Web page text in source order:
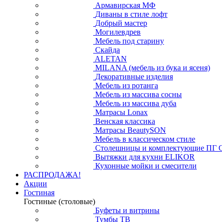
Армавирская МФ
Диваны в стиле лофт
Добрый мастер
Могилевдрев
Мебель под старину
Скайда
ALETAN
MILANA (мебель из бука и ясеня)
Декоративные изделия
Мебель из ротанга
Мебель из массива сосны
Мебель из массива дуба
Матрасы Lonax
Венская классика
Матрасы BeautySON
Мебель в классическом стиле
Столешницы и комплектующие ПГ
Вытяжки для кухни ELIKOR
Кухонные мойки и смесители
РАСПРОДАЖА!
Акции
Гостиная
Гостиные (столовые)
Буфеты и витрины
Тумбы ТВ